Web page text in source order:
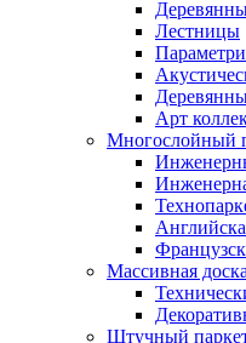
Лестницы
Арт
Многослойный
Массивная доска
Штучный